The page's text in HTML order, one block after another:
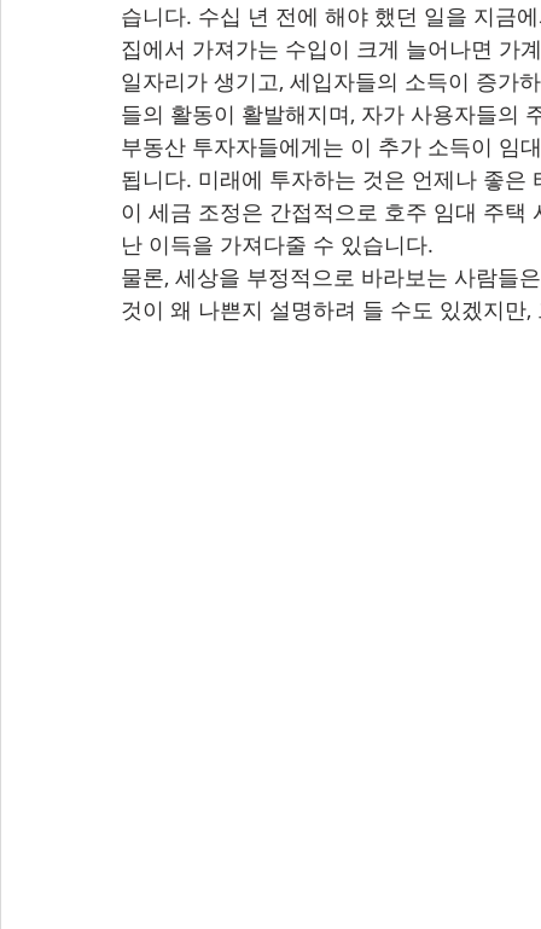
습니다. 수십 년 전에 해야 했던 일을 지금
집에서 가져가는 수입이 크게 늘어나면 가
일자리가 생기고, 세입자들의 소득이 증가
들의 활동이 활발해지며, 자가 사용자들의
부동산 투자자들에게는 이 추가 소득이 임
됩니다. 미래에 투자하는 것은 언제나 좋은
이 세금 조정은 간접적으로 호주 임대 주
난 이득을 가져다줄 수 있습니다.
물론, 세상을 부정적으로 바라보는 사람들
것이 왜 나쁜지 설명하려 들 수도 있겠지만